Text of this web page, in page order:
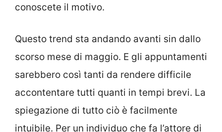
conoscete il motivo.
Questo trend sta andando avanti sin dallo
scorso mese di maggio. E gli appuntamenti
sarebbero così tanti da rendere difficile
accontentare tutti quanti in tempi brevi. La
spiegazione di tutto ciò è facilmente
intuibile. Per un individuo che fa l’attore di